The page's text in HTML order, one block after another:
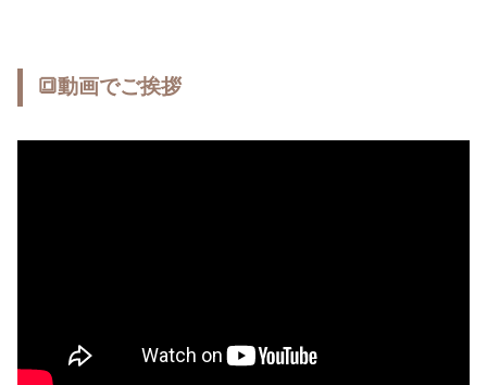
🔳動画でご挨拶